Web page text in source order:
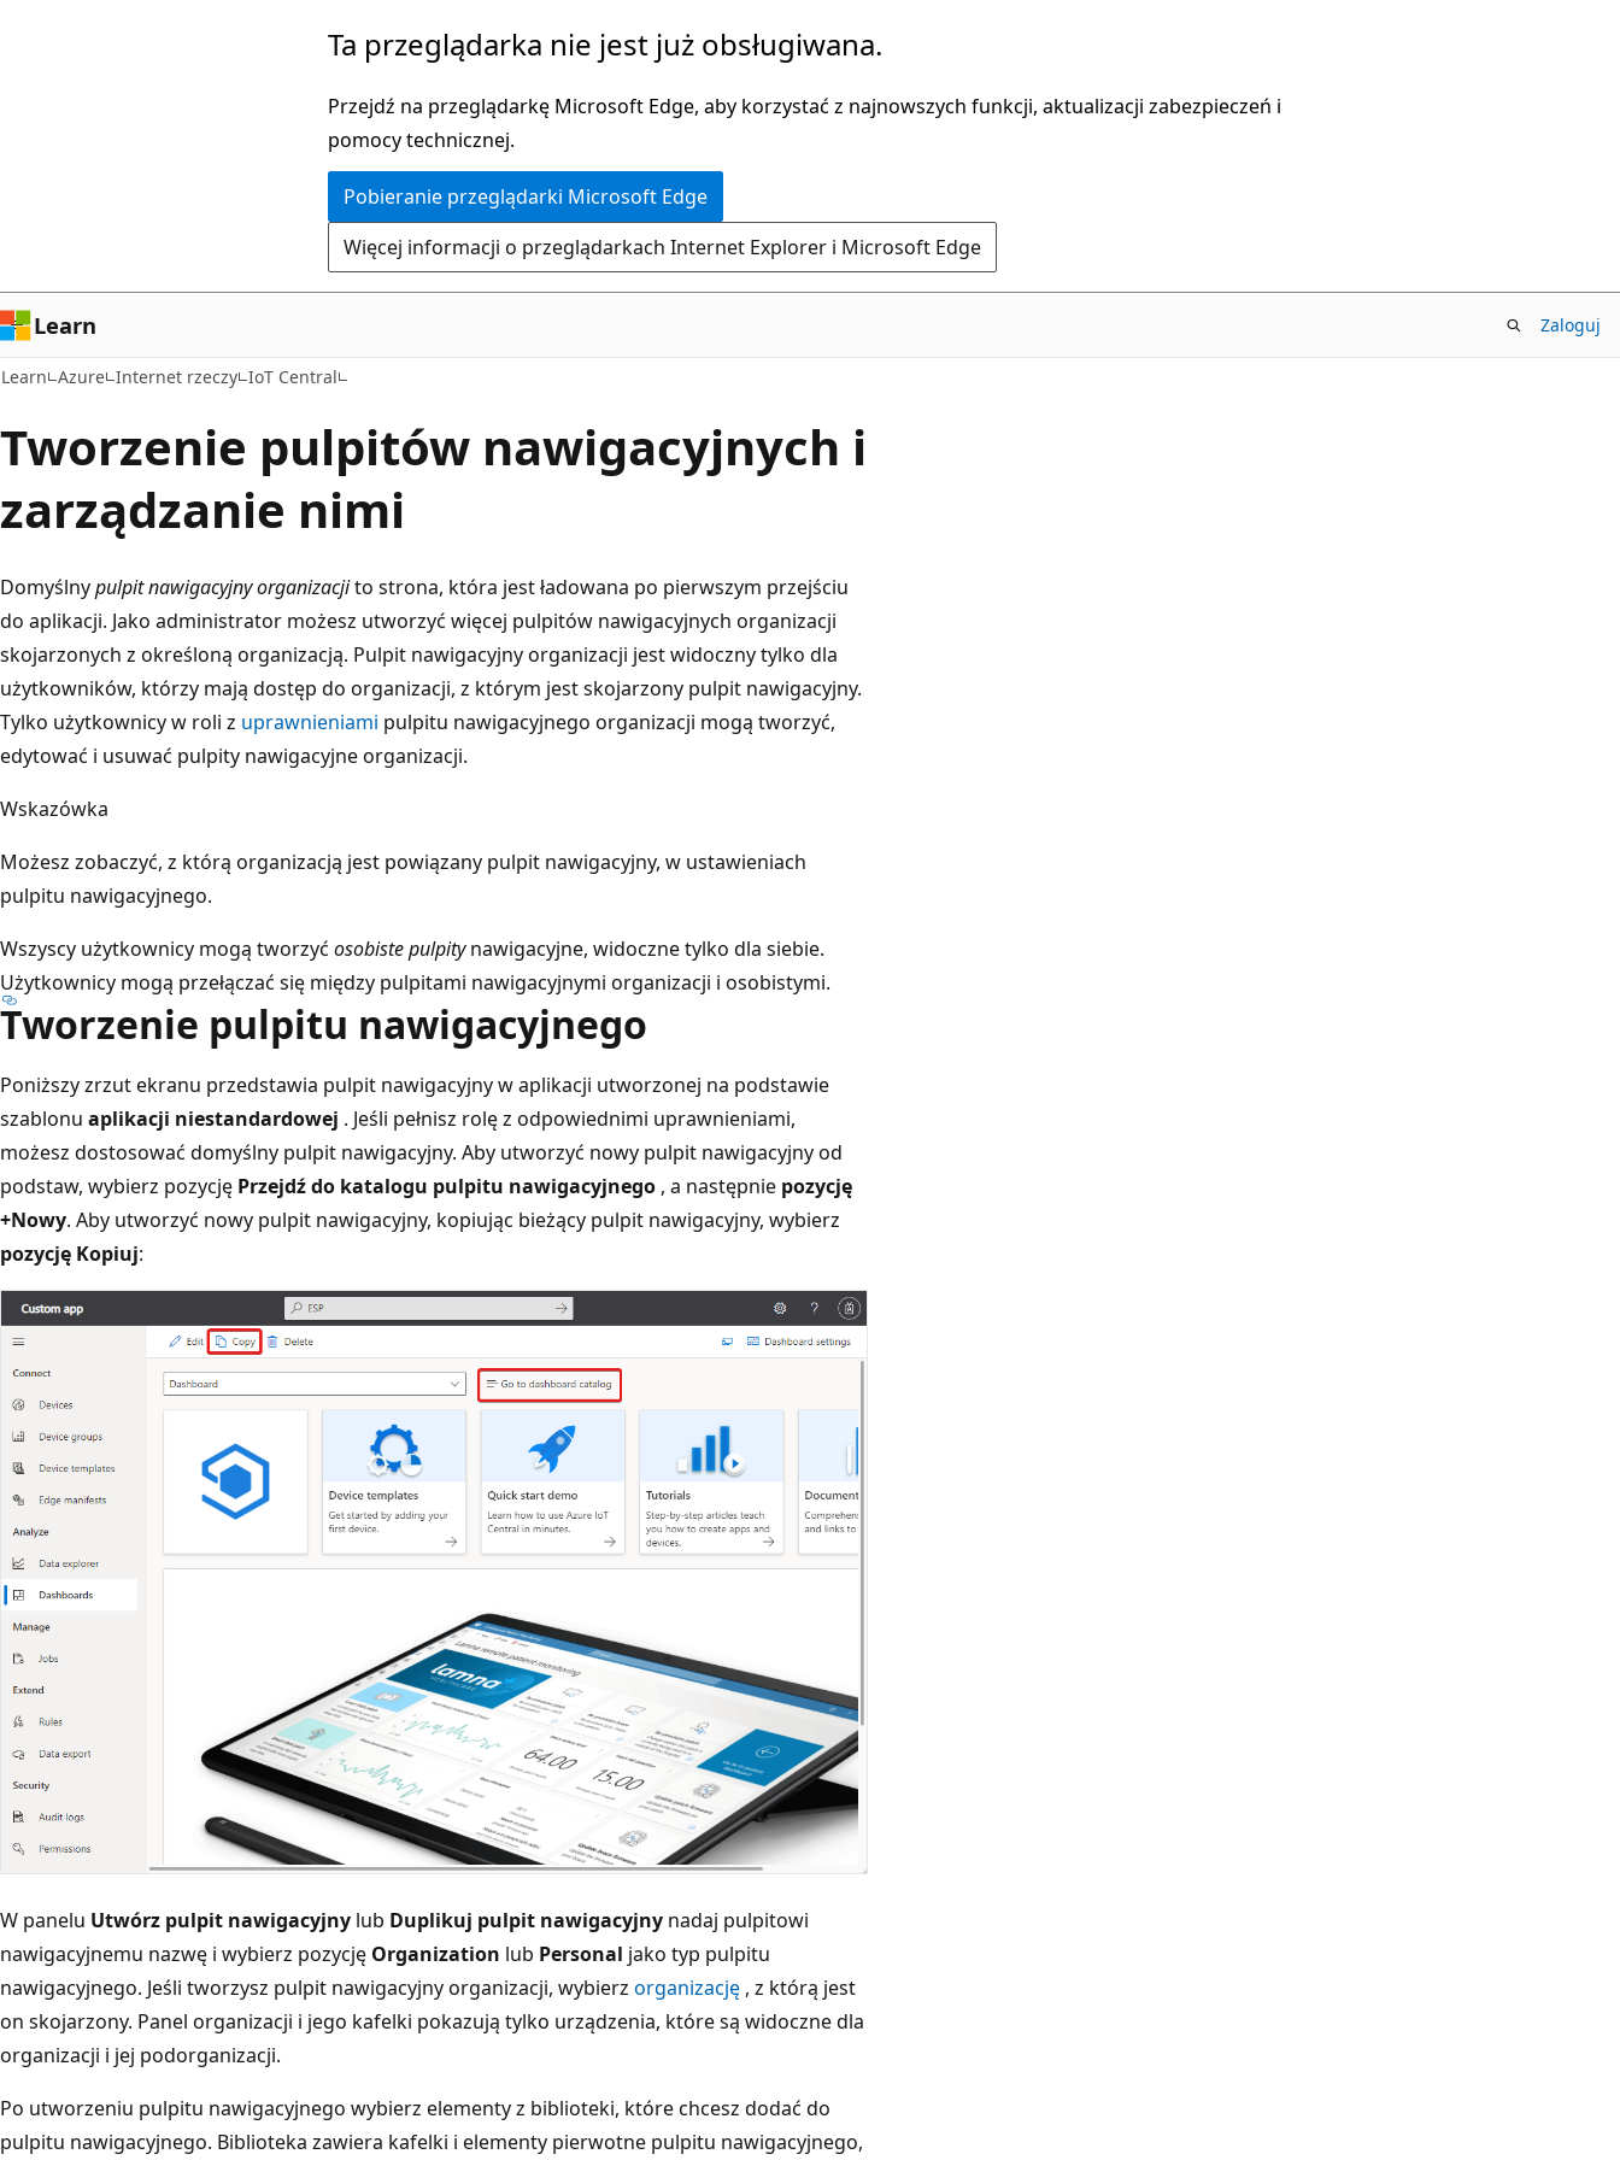
Ta przeglądarka nie jest już obsługiwana.
Przejdź na przeglądarkę Microsoft Edge, aby korzystać z najnowszych funkcji, aktualizacji zabezpieczeń i
pomocy technicznej.
Pobieranie przeglądarki Microsoft Edge
Więcej informacji o przeglądarkach Internet Explorer i Microsoft Edge
Learn Zaloguj
Learn Azure Internet rzeczy IoT Central
Tworzenie pulpitów nawigacyjnych i
zarządzanie nimi
Domyślnypulpit nawigacyjny organizacjito strona, która jest ładowana po pierwszym przejściu
do aplikacji. Jako administrator możesz utworzyć więcej pulpitów nawigacyjnych organizacji
skojarzonych z określoną organizacją. Pulpit nawigacyjny organizacji jest widoczny tylko dla
użytkowników, którzy mają dostęp do organizacji, z którym jest skojarzony pulpit nawigacyjny.
Tylko użytkownicy w roli z uprawnieniami pulpitu nawigacyjnego organizacji mogą tworzyć,
edytować i usuwać pulpity nawigacyjne organizacji.
Wskazówka
Możesz zobaczyć, z którą organizacją jest powiązany pulpit nawigacyjny, w ustawieniach
pulpitu nawigacyjnego.
Wszyscy użytkownicy mogą tworzyć osobiste pulpitynawigacyjne, widoczne tylko dla siebie.
Użytkownicy mogą przełączać się między pulpitami nawigacyjnymi organizacji i osobistymi.
Tworzenie pulpitu nawigacyjnego
Poniższy zrzut ekranu przedstawia pulpit nawigacyjny w aplikacji utworzonej na podstawie
szablonu aplikacji niestandardowej . Jeśli pełnisz rolę z odpowiednimi uprawnieniami,
możesz dostosować domyślny pulpit nawigacyjny. Aby utworzyć nowy pulpit nawigacyjny od
podstaw, wybierz pozycję Przejdź do katalogu pulpitu nawigacyjnego , a następnie pozycję
+Nowy. Aby utworzyć nowy pulpit nawigacyjny, kopiując bieżący pulpit nawigacyjny, wybierz
pozycję Kopiuj:
W panelu Utwórz pulpit nawigacyjny lub Duplikuj pulpit nawigacyjny nadaj pulpitowi
nawigacyjnemu nazwę i wybierz pozycję Organization lub Personal jako typ pulpitu
nawigacyjnego. Jeśli tworzysz pulpit nawigacyjny organizacji, wybierz organizację , z którą jest
on skojarzony. Panel organizacji i jego kafelki pokazują tylko urządzenia, które są widoczne dla
organizacji i jej podorganizacji.
Po utworzeniu pulpitu nawigacyjnego wybierz elementy z biblioteki, które chcesz dodać do
pulpitu nawigacyjnego. Biblioteka zawiera kafelki i elementy pierwotne pulpitu nawigacyjnego,